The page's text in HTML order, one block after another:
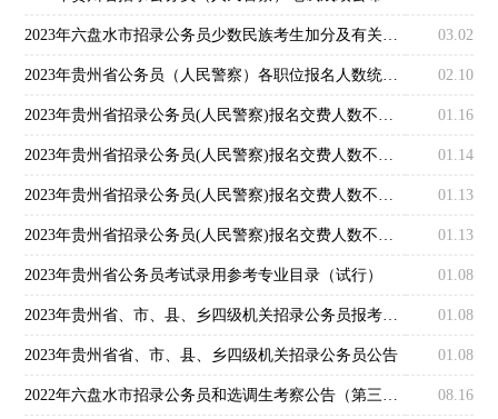
2023年六盘水市招录公务员少数民族考生加分及有关事宜公告 03.02
2023年贵州省公务员（人民警察）各职位报名人数统计表（以缴费人数为准） 02.10
2023年贵州省招录公务员(人民警察)报名交费人数不足3:1职位（截止1月15日16点） 01.16
2023年贵州省招录公务员(人民警察)报名交费人数不足3:1职位（截止1月14日16时） 01.14
2023年贵州省招录公务员(人民警察)报名交费人数不足3:1职位（截止到1月13日16时） 01.13
2023年贵州省招录公务员(人民警察)报名交费人数不足3:1职位（截止1月12日16点） 01.13
2023年贵州省公务员考试录用参考专业目录（试行） 01.08
2023年贵州省、市、县、乡四级机关招录公务员报考指南 01.08
2023年贵州省省、市、县、乡四级机关招录公务员公告 01.08
2022年六盘水市招录公务员和选调生考察公告（第三批） 08.16